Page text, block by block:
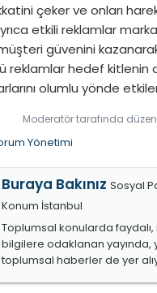
çeker ve onları
etkili reklamlar marka
güvenini
reklamlar hedef kitlenin
olumlu yönde
Moderatör tarafında
Yönetimi
Y
z
a
r
Buraya Bakınız Sosyal
Konum İstanbul
Toplumsal konularda faydalı,
bilgilere odaklanan yayında,
toplumsal haberler de yer